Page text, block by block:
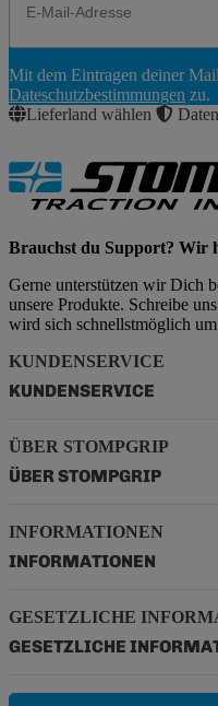
Abonnieren
Mit dem Eintragen deiner
Dateschutzbestimmungen zu.
Lieferland wählen
Brauchst du Support? Wir
Gerne unterstützen wir Dich
unsere Produkte. Schreibe
wird sich schnellstmöglich
KUNDENSERVICE
KUNDENSERVICE
ÜBER STOMPGRIP
ÜBER STOMPGRIP
INFORMATIONEN
INFORMATIONEN
GESETZLICHE
GESETZLICHE